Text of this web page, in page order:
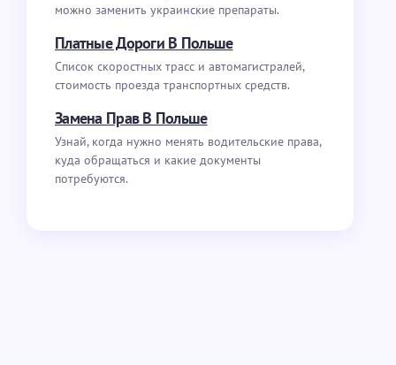
можно заменить украинские препараты.
Платные Дороги В Польше
Список скоростных трасс и автомагистралей,
стоимость проезда транспортных средств.
Замена Прав В Польше
Узнай, когда нужно менять водительские права,
куда обращаться и какие документы
потребуются.